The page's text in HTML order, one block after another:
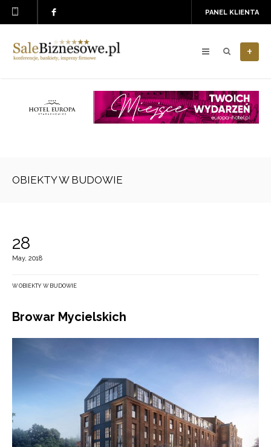
PANEL KLIENTA
+
OBIEKTY W BUDOWIE
28
May, 2018
W OBIEKTY W BUDOWIE
Browar Mycielskich